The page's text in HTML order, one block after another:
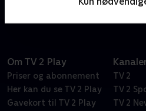
Om TV 2 Play
Priser og abonnement
Her kan du se TV 2 Play
Gavekort til TV 2 Play
TV 2
TV 2
TV 2